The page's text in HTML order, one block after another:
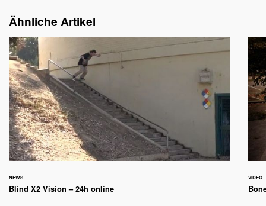
Ähnliche Artikel
NEWS
Blind X2 Vision – 24h online
VIDEO